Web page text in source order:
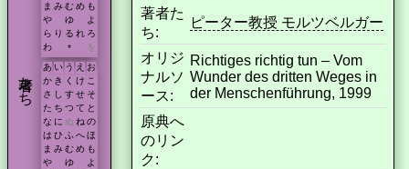
ま み む め も
や
ゆ
よ
ら り る れ ろ
わ
* を
著者たち あ い う え お
か き く け こ
さ
し す せ そ
た ち つ て と
な に ぬ ね の
は ひ ふ へ ほ
ま み む め も
や
ゆ
よ
著者た
ち:
ピーター教授 モルツベルガー
オリジ
ナルソ
ース:
Richtiges richtig tun – Vom
Wunder des dritten Weges in
der Menschenführung, 1999
原典へ
のリン
ク: